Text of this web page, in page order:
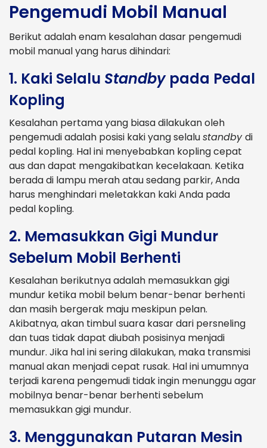
Pengemudi Mobil Manual
Berikut adalah enam kesalahan dasar pengemudi
mobil manual yang harus dihindari:
1. Kaki Selalu Standbypada Pedal
Kopling
Kesalahan pertama yang biasa dilakukan oleh
pengemudi adalah posisi kaki yang selalustandbydi
pedal kopling. Hal ini menyebabkan kopling cepat
aus dan dapat mengakibatkan kecelakaan. Ketika
berada di lampu merah atau sedang parkir, Anda
harus menghindari meletakkan kaki Anda pada
pedal kopling.
2. Memasukkan Gigi Mundur
Sebelum Mobil Berhenti
Kesalahan berikutnya adalah memasukkan gigi
mundur ketika mobil belum benar-benar berhenti
dan masih bergerak maju meskipun pelan.
Akibatnya, akan timbul suara kasar dari persneling
dan tuas tidak dapat diubah posisinya menjadi
mundur. Jika hal ini sering dilakukan, maka transmisi
manual akan menjadi cepat rusak. Hal ini umumnya
terjadi karena pengemudi tidak ingin menunggu agar
mobilnya benar-benar berhenti sebelum
memasukkan gigi mundur.
3. Menggunakan Putaran Mesin